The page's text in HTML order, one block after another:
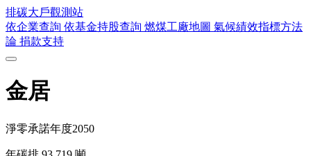
排碳大戶觀測站
依企業查詢 依基金持股查詢 燃煤工廠地圖 氣候績效指標方法
論 捐款支持
金居
淨零承諾年度2050